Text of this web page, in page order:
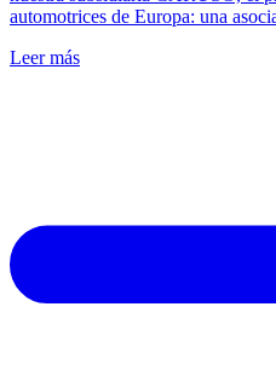
automotrices de Europa: una
Leer más